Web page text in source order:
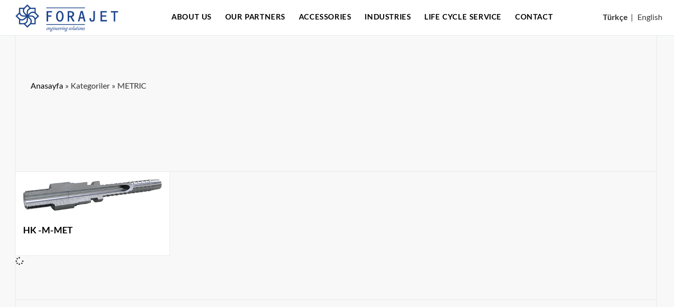
ABOUT US OUR PARTNERS ACCESSORIES INDUSTRIES LIFE CYCLE SERVICE CONTACT Türkçe English
Anasayfa » Kategoriler » METRIC
HK -M-MET